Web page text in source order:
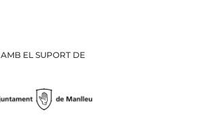
AMB EL SUPORT DE